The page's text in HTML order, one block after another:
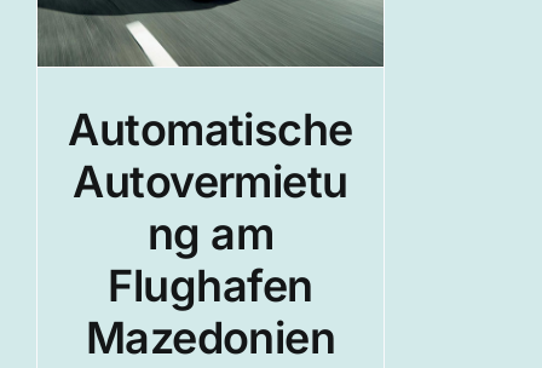
Automatische
Autovermietu
ng am
Flughafen
Mazedonien